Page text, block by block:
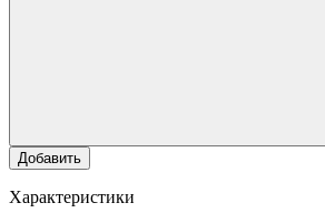
Добавить
Характеристики